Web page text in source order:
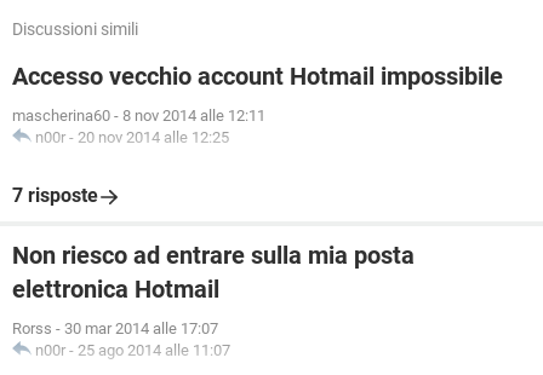
Discussioni simili
Accesso vecchio account Hotmail impossibile
mascherina60 - 8 nov 2014 alle 12:11
n00r - 20 nov 2014 alle 12:25
7 risposte
Non riesco ad entrare sulla mia posta
elettronica Hotmail
Rorss - 30 mar 2014 alle 17:07
n00r - 25 ago 2014 alle 11:07